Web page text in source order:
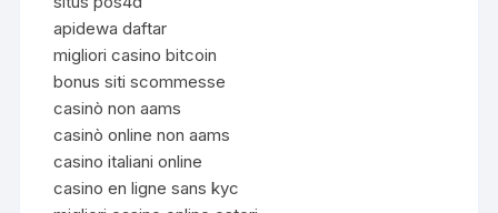
apidewa daftar
migliori casino bitcoin
bonus siti scommesse
casinò non aams
casinò online non aams
casino italiani online
casino en ligne sans kyc